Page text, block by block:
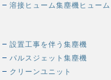
溶接ヒューム集塵機ヒュー
設置工事を伴う集塵機
パルスジェット集塵機
クリーンユニット